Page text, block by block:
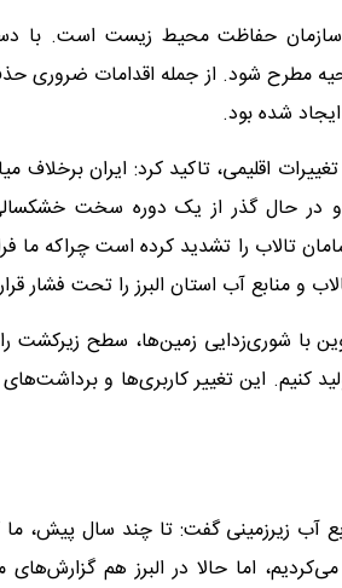
حفاظت محیط زیست است. با
شده بود.
اقلیمی، تاکید کرد: ایران برخلاف
حال گذر از یک دوره سخت خشکسالی
تالاب را تشدید کرده است چراکه ما
و منابع آب استان البرز را تحت فشار
با شوری‌زدایی زمین‌ها، سطح
کنیم. این تغییر کاربری‌ها و
آب زیرزمینی گفت: تا چند سال پیش،
اما حالا در البرز هم